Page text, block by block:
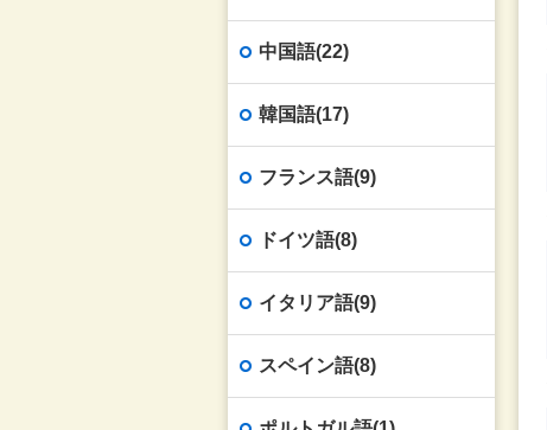
中国語(22)
韓国語(17)
フランス語(9)
ドイツ語(8)
イタリア語(9)
スペイン語(8)